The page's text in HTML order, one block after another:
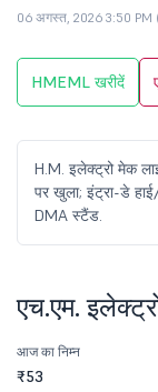
06 अगस्त, 2026 3:50 PM
HMEML खरीदें
H.M. इलेक्ट्रो मेक
पर खुला; इंट्रा-डे
DMA स्टैंड.
एच.एम.
आज का निम्न
₹53